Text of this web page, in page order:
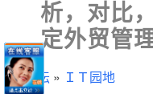
析，对比
定外贸管
论坛 » ＩＴ园地